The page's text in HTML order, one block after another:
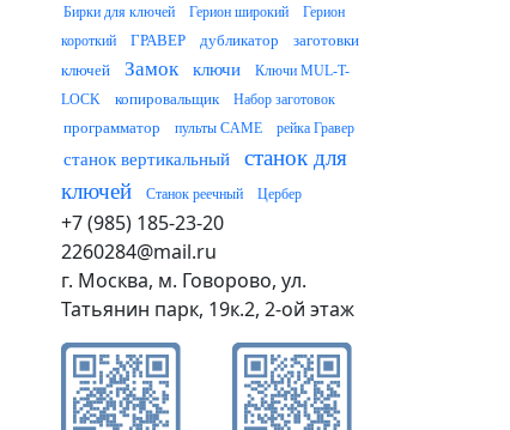
Бирки для ключей
Герион широкий
Герион
короткий
ГРАВЕР дубликатор
заготовки
ключей
Замок ключи
Ключи MUL-T-
LOCK
копировальщик Набор заготовок
программатор пульты CAME рейка Гравер
станок вертикальный
станок для
ключей
Станок реечный Цербер
+7 (985) 185-23-20
2260284@mail.ru
г. Москва, м. Говорово, ул.
Татьянин парк, 19к.2, 2-ой этаж